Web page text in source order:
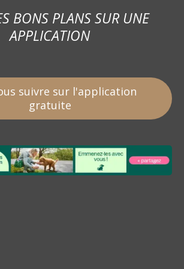
BONS PLANS SUR UNE
APPLICATION
suivre sur l'application
gratuite